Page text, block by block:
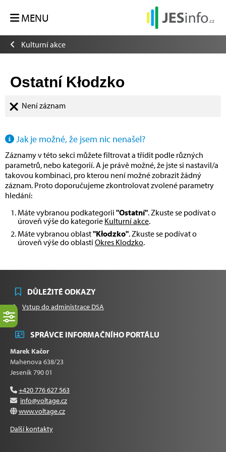
MENU
Kulturní akce
Ostatní Kłodzko
Není záznam
Jak je možné, že jsem nic nenašel?
Záznamy v této sekci můžete filtrovat a třídit podle různých
parametrů, nebo kategorií. A je právě možné, že jste si nastavil/a
takovou kombinaci, pro kterou není možné zobrazit žádný
záznam. Proto doporučujeme zkontrolovat zvolené parametry
hledání:
Máte vybranou podkategorii "Ostatní". Zkuste se podívat o
úroveň výše do kategorie Kulturní akce.
Máte vybranou oblast"Kłodzko". Zkuste se podívat o
úroveň výše do oblasti Okres Klodzko.
DŮLEŽITÉ ODKAZY
Vstup do administrace DSA
SPRÁVCE INFORMAČNÍHO PORTÁLU
Marek Kačor
Mahenova 638/23
Jeseník 790 01
+420 776 627 563
info@voltage.cz
www.voltage.cz
Další kontakty